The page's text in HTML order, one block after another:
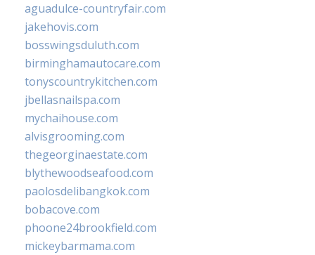
aguadulce-countryfair.com
jakehovis.com
bosswingsduluth.com
birminghamautocare.com
tonyscountrykitchen.com
jbellasnailspa.com
mychaihouse.com
alvisgrooming.com
thegeorginaestate.com
blythewoodseafood.com
paolosdelibangkok.com
bobacove.com
phoone24brookfield.com
mickeybarmama.com